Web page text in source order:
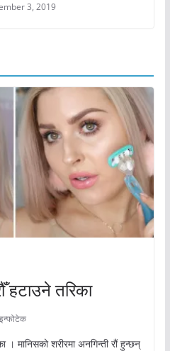
3, 2019
हटाउने तरिका
। मानिसको शरीरमा अनगिन्ती रौं हुन्छन्